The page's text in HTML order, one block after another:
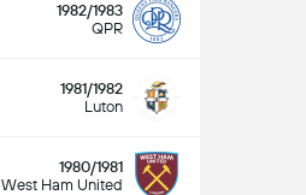
1982/1983
QPR
1981/1982
Luton
1980/1981
West Ham United